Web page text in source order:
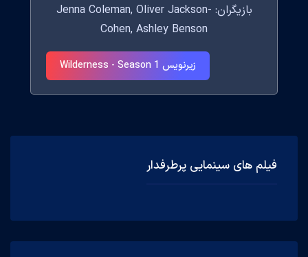
فیلم های سینمایی پرطرفدار
بازیگران: Jenna Coleman, Oliver Jackson-
Cohen, Ashley Benson
زیرنویس Wilderness - Season 1